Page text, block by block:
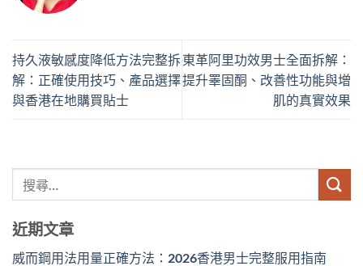
持久液敏感度降低方法完整拆
解：正確使用技巧、產品選擇
與香港在地購買貼士
東革阿里功效男士全面拆解：
提升睪固酮、改善性功能與增
肌的真實效果
近期文章
威而鋼用法用量正確方法：2026香港男士完整服用指南